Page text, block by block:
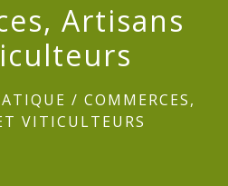
Artisans
/ COMMERCES,
VITICULTEURS